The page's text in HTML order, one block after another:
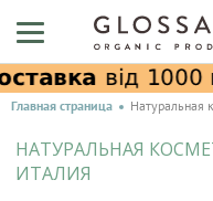
Главная страница Натуральная
НАТУРАЛЬНАЯ
ИТАЛИЯ